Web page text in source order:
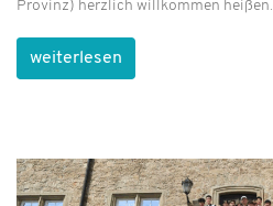
Provinz) herzlich willkommen heißen.
weiterlesen